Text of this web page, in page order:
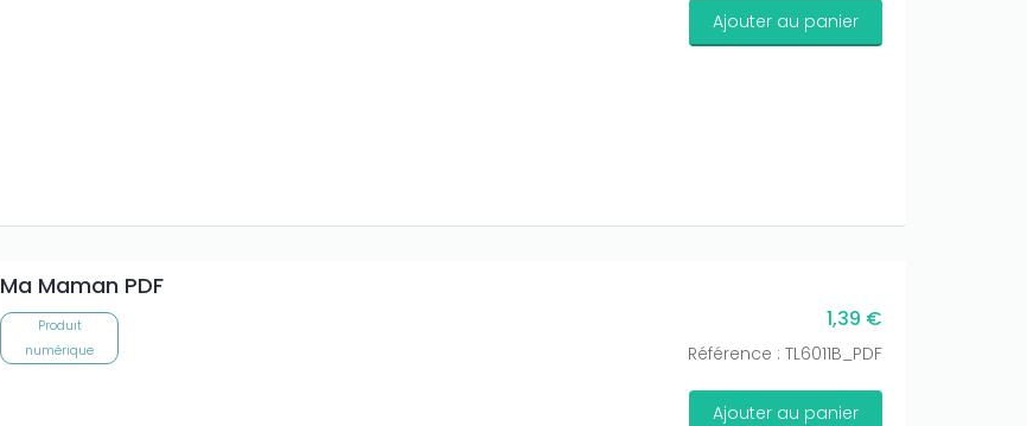
Ajouter au panier
Ma Maman PDF
Produit
numérique
1,39 €
Référence : TL6011B_PDF
Ajouter au panier